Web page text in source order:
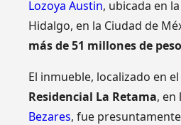
Lozoya Austin, ubicada en
Hidalgo, en la Ciudad de
más de 51 millones de
El inmueble, localizado en
Residencial La Retama, en
Bezares, fue